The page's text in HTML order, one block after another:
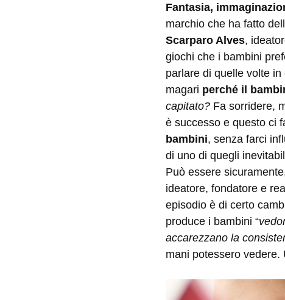
Fantasia,
marchio che ha fatto
Scarparo Alves,
giochi che i bambini
parlare di quelle volte
magari perché il
capitato? Fa sorridere,
è successo e questo ci
bambini, senza farci
di uno di quegli
Può essere
ideatore, fondatore e
episodio è di certo
produce i bambini “
accarezzano la
mani potessero vedere.